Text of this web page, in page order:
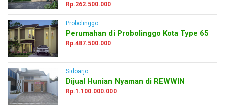
Rp.262.500.000
Probolinggo
Perumahan di Probolinggo Kota Type 65
Rp.487.500.000
Sidoarjo
Dijual Hunian Nyaman di REWWIN
Rp.1.100.000.000